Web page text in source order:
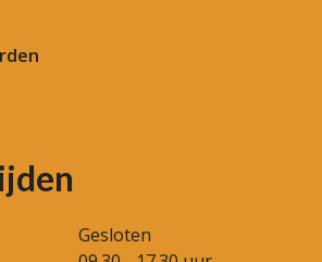
Gesloten